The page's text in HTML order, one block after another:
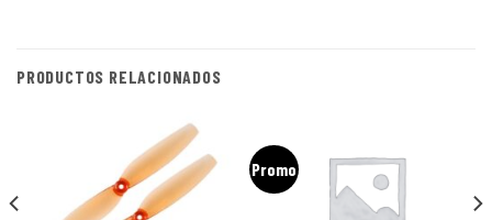
PRODUCTOS RELACIONADOS
Promo